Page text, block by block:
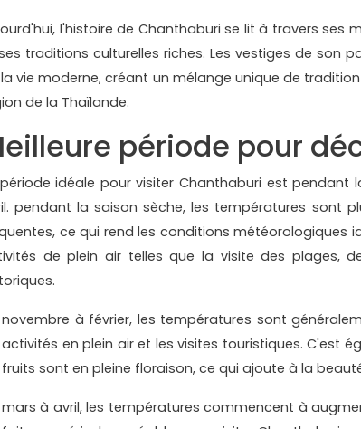
l'histoire de Chanthaburi se lit à travers ses
traditions culturelles riches. Les vestiges de son
vie moderne, créant un mélange unique de
de la Thaïlande.
période pour
idéale pour visiter Chanthaburi est pendant
pendant la saison sèche, les températures sont
ce qui rend les conditions météorologiques
de plein air telles que la visite des plages,
novembre à février, les températures sont
activités en plein air et les visites touristiques. C'est
sont en pleine floraison, ce qui ajoute à la
mars à avril, les températures commencent à